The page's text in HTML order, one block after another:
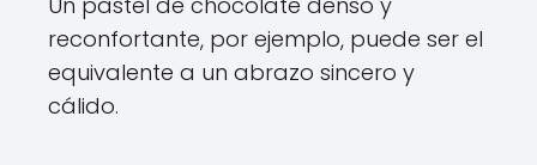
reconfortante, por ejemplo, puede ser el
equivalente a un abrazo sincero y
cálido.